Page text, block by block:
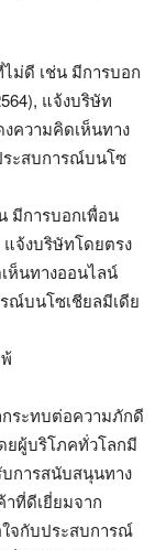
ม่ดี เช่น มีการบอก
แจ้งบริษัท
งความคิดเห็นทาง
ระสบการณ์บนโซ
มีการบอกเพื่อน
แจ้งบริษัทโดยตรง
ห็นทางออนไลน์
ณ์บนโซเชียลมีเดีย
ระทบต่อความภักดี
ผู้บริโภคทั่วโลกมี
การสนับสนุนทาง
ที่ดีเยี่ยมจาก
จกับประสบการณ์